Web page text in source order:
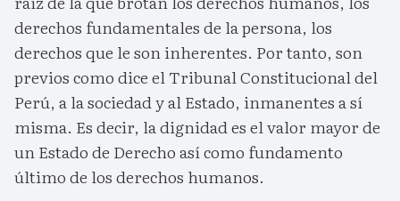
derechos fundamentales de la persona, los
derechos que le son inherentes. Por tanto, son
previos como dice el Tribunal Constitucional del
Perú, a la sociedad y al Estado, inmanentes a sí
misma. Es decir, la dignidad es el valor mayor de
un Estado de Derecho así como fundamento
último de los derechos humanos.